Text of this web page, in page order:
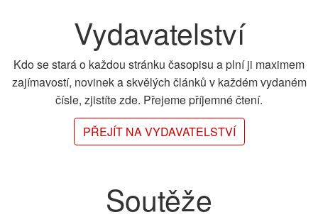
Vydavatelství
Kdo se stará o každou stránku časopisu a plní ji maximem
zajímavostí, novinek a skvělých článků v každém vydaném
čísle, zjistíte zde. Přejeme příjemné čtení.
PŘEJÍT NA VYDAVATELSTVÍ
Soutěže